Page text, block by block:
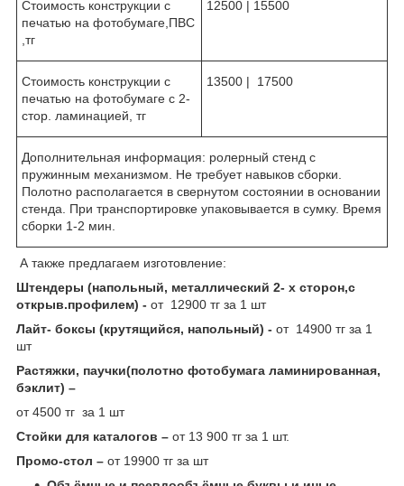
Стоимость конструкции с
печатью на фотобумаге,ПВС
,тг
12500 | 15500
Стоимость конструкции с
печатью на фотобумаге с 2-
стор. ламинацией, тг
13500 | 17500
Дополнительная информация: ролерный стенд с
пружинным механизмом. Не требует навыков сборки.
Полотно располагается в свернутом состоянии в основании
стенда. При транспортировке упаковывается в сумку. Время
сборки 1-2 мин.
А также предлагаем изготовление:
Штендеры (напольный, металлический 2- х сторон,с
открыв.профилем) - от 12900 тг за 1 шт
Лайт- боксы (крутящийся, напольный) - от 14900 тг за 1
шт
Растяжки, паучки(полотно фотобумага ламинированная,
бэклит) –
от 4500 тг за 1 шт
Стойки для каталогов – от 13 900 тг за 1 шт.
Промо-стол – от 19900 тг за шт